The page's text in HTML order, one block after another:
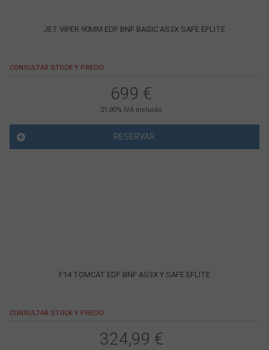
JET VIPER 90MM EDF BNF BASIC AS3X SAFE EFLITE
CONSULTAR STOCK Y PRECIO
699 €
21.00% IVA incluido
RESERVAR
F14 TOMCAT EDF BNF AS3X Y SAFE EFLITE
CONSULTAR STOCK Y PRECIO
324,99 €